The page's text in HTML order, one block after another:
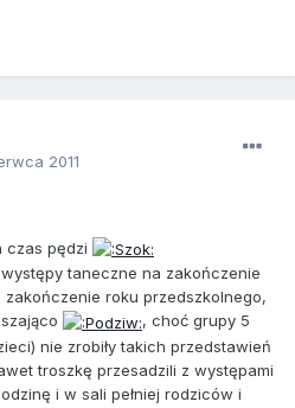
2011
czas pędzi
taneczne na zakończenie
zakończenie roku przedszkolnego,
, choć grupy 5
nie zrobiły takich przedstawień
troszkę przesadzili z występami
i w sali pełniej rodziców i